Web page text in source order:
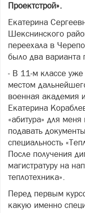
Проектстрой».
Екатерина
Шекснинского
переехала в
было два варианта
- В 11-м классе
местом
военная академия
Екатерина
«абитура» для
подавать
специальность
После получения
магистратуру на
теплотехника».
Перед первым
какую именно